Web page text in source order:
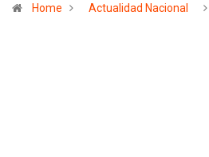
Home Actualidad Nacional